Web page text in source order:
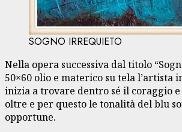
SOGNO IRREQUIETO
Nella opera successiva dal titolo
50×60 olio e materico su tela l’artista
inizia a trovare dentro sé il coraggio
oltre e per questo le tonalità del blu
opportune.